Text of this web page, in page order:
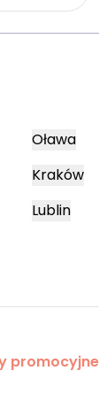
Oława
Kraków
Lublin
promocyjne